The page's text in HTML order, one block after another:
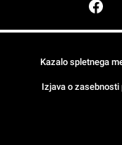
Kazalo spletnega
Izjava o zasebnosti